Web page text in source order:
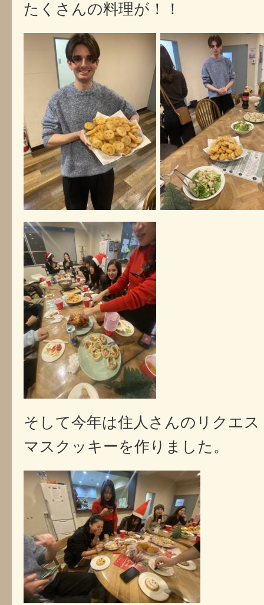
たくさんの料理が！！
そして今年は住人さんのリクエ
マスクッキーを作りました。